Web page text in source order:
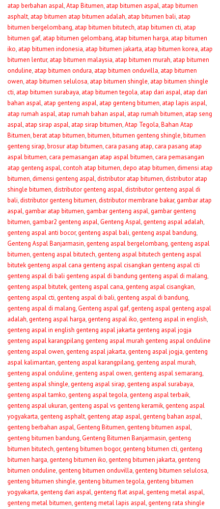
atap berbahan aspal,Atap Bitumen, atap bitumen aspal, atap bitumen
asphalt, atap bitumen atap bitumen adalah, atap bitumen bali, atap
bitumen bergelombang, atap bitumen bitutech, atap bitumen cti, atap
bitumen gaf, atap bitumen gelombang, atap bitumen harga, atap bitumen
iko, atap bitumen indonesia, atap bitumen jakarta, atap bitumen korea, atap
bitumen lentur, atap bitumen malaysia, atap bitumen murah, atap bitumen
onduline, atap bitumen ondura, atap bitumen onduvilla, atap bitumen
owen, atap bitumen selulosa, atap bitumen shingle, atap bitumen shingle
cti, atap bitumen surabaya, atap bitumen tegola, atap dari aspal, atap dari
bahan aspal, atap genteng aspal, atap genteng bitumen, atap lapis aspal,
atap rumah aspal, atap rumah bahan aspal, atap rumah bitumen, atap seng
aspal, atap sirap aspal, atap sirap bitumen,Atap Tegola,Bahan Atap
Bitumen,berat atap bitumen,bitumen,bitumen genteng shingle,bitumen
genteng sirap,brosur atap bitumen,cara pasang atap,cara pasang atap
aspal bitumen,cara pemasangan atap aspal bitumen,cara pemasangan
atap genteng aspal,contoh atap bitumen,depo atap bitumen,dimensi atap
bitumen,dimensi genteng aspal,distributor atap bitumen,distributor atap
shingle bitumen,distributor genteng aspal,distributor genteng aspal di
bali,distributor genteng bitumen,distributor membrane bakar,gambar atap
aspal,gambar atap bitumen,gambar genteng aspal,gambar genteng
bitumen,gambar2 genteng aspal,Genteng Aspal,genteng aspal adalah,
genteng aspal anti bocor,genteng aspal bali,genteng aspal bandung,
Genteng Aspal Banjarmasin,genteng aspal bergelombang,genteng aspal
bitumen,genteng aspal bitutech,genteng aspal bitutech genteng aspal
bitutek genteng aspal cana genteng aspal cisangkan genteng aspal cti
genteng aspal di bali genteng aspal di bandung genteng aspal di malang,
genteng aspal bitutek,genteng aspal cana,genteng aspal cisangkan,
genteng aspal cti,genteng aspal di bali,genteng aspal di bandung,
genteng aspal di malang,Genteng aspal gaf,genteng aspal genteng aspal
adalah,genteng aspal harga,genteng aspal iko,genteng aspal in english,
genteng aspal in english genteng aspal jakarta genteng aspal jogja
genteng aspal karangpilang genteng aspal murah genteng aspal onduline
genteng aspal owen,genteng aspal jakarta,genteng aspal jogja,genteng
aspal kalimantan,genteng aspal karangpilang,genteng aspal murah,
genteng aspal onduline,genteng aspal owen,genteng aspal semarang,
genteng aspal shingle,genteng aspal sirap,genteng aspal surabaya,
genteng aspal tamko,genteng aspal tegola,genteng aspal terbaik,
genteng aspal ukuran,genteng aspal vs genteng keramik,genteng aspal
yogyakarta,genteng asphalt,genteng atap aspal,genteng bahan aspal,
genteng berbahan aspal,Genteng Bitumen,genteng bitumen aspal,
genteng bitumen bandung,Genteng Bitumen Banjarmasin,genteng
bitumen bitutech,genteng bitumen bogor,genteng bitumen cti,genteng
bitumen harga,genteng bitumen iko,genteng bitumen jakarta,genteng
bitumen onduline,genteng bitumen onduvilla,genteng bitumen selulosa,
genteng bitumen shingle,genteng bitumen tegola,genteng bitumen
yogyakarta,genteng dari aspal,genteng flat aspal,genteng metal aspal,
genteng metal bitumen,genteng metal lapis aspal,genteng rata shingle